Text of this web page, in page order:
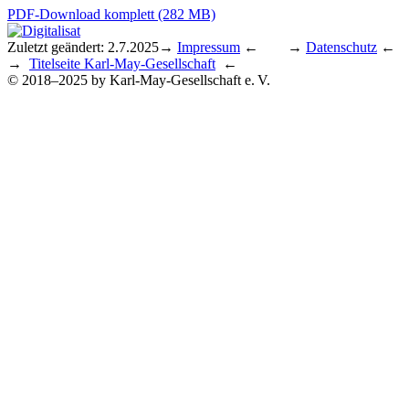
PDF-Download komplett (282 MB)
Zuletzt geändert: 2.7.2025→ Impressum ← → Datenschutz ←
→ Titelseite Karl-May-Gesellschaft ←
© 2018–2025 by Karl-May-Gesellschaft e. V.